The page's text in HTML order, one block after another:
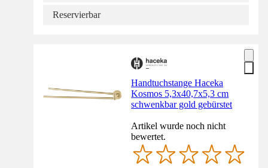
Reservierbar
Handtuchstange Haceka
Kosmos 5,3x40,7x5,3 cm
schwenkbar gold gebürstet
Artikel wurde noch nicht
bewertet.